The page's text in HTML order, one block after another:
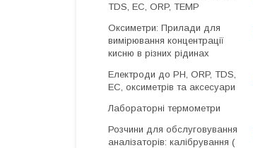
TDS, EC, ORP, TEMP
Оксиметри: Прилади для
вимірювання концентрації
кисню в різних рідинах
Електроди до PH, ORP, TDS,
EC, оксиметрів та аксесуари
Лабораторні термометри
Розчини для обслуговування
аналізаторів: калібрування (